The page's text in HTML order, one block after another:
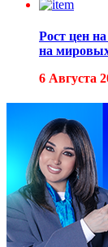
Рост цен
на
6 Августа